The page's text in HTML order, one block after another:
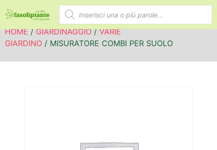
HOME/GIARDINAGGIO/VARIE
GIARDINO / MISURATORE COMBI PER SUOLO